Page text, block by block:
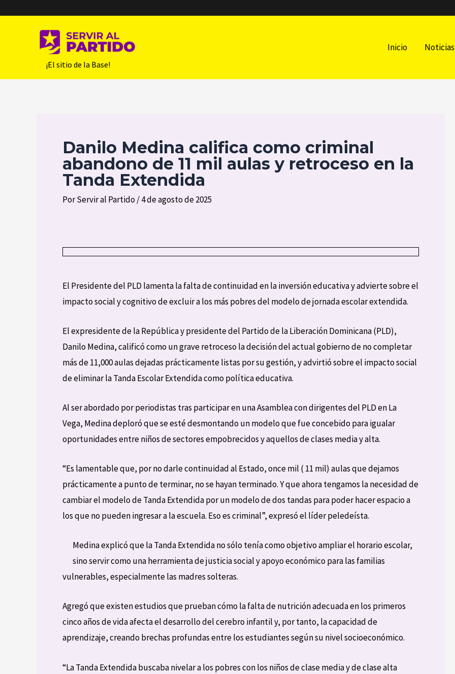
‎ ‎ ‎ ‎ ‎ ‎ ¡El sitio de la Base!
Inicio Noticias
Danilo Medina califica como criminal
abandono de 11 mil aulas y retroceso en la
Tanda Extendida
PorServir al Partido/4 de agosto de 2025
El Presidente del PLD lamenta la falta de continuidad en la inversión educativa y advierte sobre el
impacto social y cognitivo de excluir a los más pobres del modelo de jornada escolar extendida.
El expresidente de la República y presidente del Partido de la Liberación Dominicana (PLD),
Danilo Medina, calificó como un grave retroceso la decisión del actual gobierno de no completar
más de 11,000 aulas dejadas prácticamente listas por su gestión, y advirtió sobre el impacto social
de eliminar la Tanda Escolar Extendida como política educativa.
Al ser abordado por periodistas tras participar en una Asamblea con dirigentes del PLD en La
Vega, Medina deploró que se esté desmontando un modelo que fue concebido para igualar
oportunidades entre niños de sectores empobrecidos y aquellos de clases media y alta.
“Es lamentable que, por no darle continuidad al Estado, once mil ( 11 mil) aulas que dejamos
prácticamente a punto de terminar, no se hayan terminado. Y que ahora tengamos la necesidad de
cambiar el modelo de Tanda Extendida por un modelo de dos tandas para poder hacer espacio a
los que no pueden ingresar a la escuela. Eso es criminal”, expresó el líder peledeísta.
Medina explicó que la Tanda Extendida no sólo tenía como objetivo ampliar el horario escolar,
sino servir como una herramienta de justicia social y apoyo económico para las familias
vulnerables, especialmente las madres solteras.
Agregó que existen estudios que prueban cómo la falta de nutrición adecuada en los primeros
cinco años de vida afecta el desarrollo del cerebro infantil y, por tanto, la capacidad de
aprendizaje, creando brechas profundas entre los estudiantes según su nivel socioeconómico.
“La Tanda Extendida buscaba nivelar a los pobres con los niños de clase media y de clase alta